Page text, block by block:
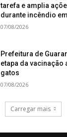
tarefa e amplia
durante incêndio
07/08/2026
Prefeitura de
etapa da vacinação
gatos
07/08/2026
Carregar mais